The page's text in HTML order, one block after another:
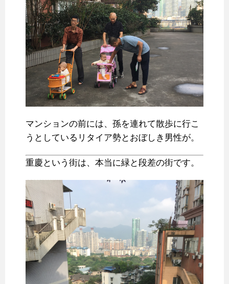
マンションの前には、孫を連れて散歩に行こ
うとしているリタイア勢とおぼしき男性が。
重慶という街は、本当に緑と段差の街です。